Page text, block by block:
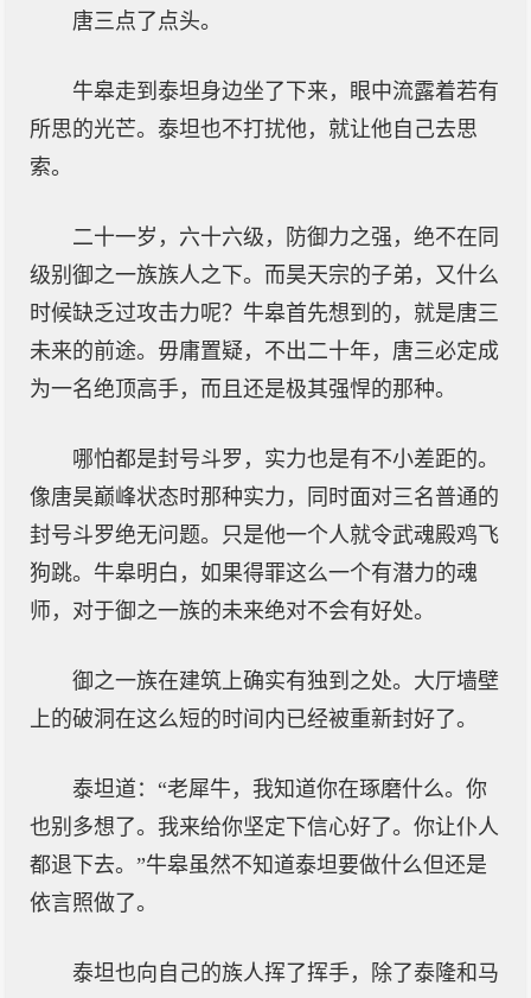
唐三点了点头。
牛皋走到泰坦身边坐了下来，眼中流露着若有
所思的光芒。泰坦也不打扰他，就让他自己去思
索。
二十一岁，六十六级，防御力之强，绝不在同
级别御之一族族人之下。而昊天宗的子弟，又什么
时候缺乏过攻击力呢？牛皋首先想到的，就是唐三
未来的前途。毋庸置疑，不出二十年，唐三必定成
为一名绝顶高手，而且还是极其强悍的那种。
哪怕都是封号斗罗，实力也是有不小差距的。
像唐昊巅峰状态时那种实力，同时面对三名普通的
封号斗罗绝无问题。只是他一个人就令武魂殿鸡飞
狗跳。牛皋明白，如果得罪这么一个有潜力的魂
师，对于御之一族的未来绝对不会有好处。
御之一族在建筑上确实有独到之处。大厅墙壁
上的破洞在这么短的时间内已经被重新封好了。
泰坦道：“老犀牛，我知道你在琢磨什么。你
也别多想了。我来给你坚定下信心好了。你让仆人
都退下去。”牛皋虽然不知道泰坦要做什么但还是
依言照做了。
泰坦也向自己的族人挥了挥手，除了泰隆和马